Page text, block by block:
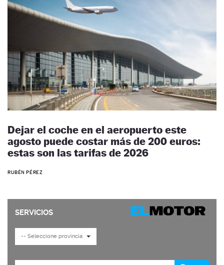
Dejar el coche en el aeropuerto este
agosto puede costar más de 200 euros:
estas son las tarifas de 2026
RUBÉN PÉREZ